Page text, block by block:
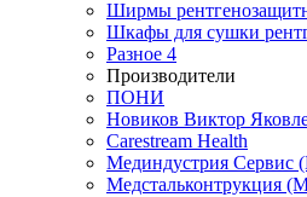
Ширмы
Шкафы для сушки
Разное 4
Производители
ПОНИ
Новиков Виктор
Carestream Health
Мединдустрия Сервис
Медстальконтрукция